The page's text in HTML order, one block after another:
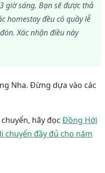
giờ sáng. Bạn sẽ được thả
homestay đều có quầy lễ
Xác nhận điều này
Nha. Đừng dựa vào các
hãy đọc Đồng Hới
chuyển đầy đủ cho năm